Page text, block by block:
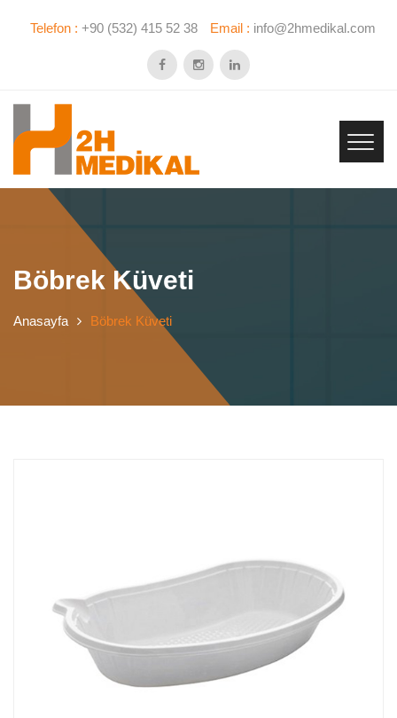
Telefon : +90 (532) 415 52 38 Email : info@2hmedikal.com
Böbrek Küveti
Anasayfa Böbrek Küveti